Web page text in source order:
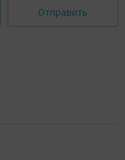
Отправить